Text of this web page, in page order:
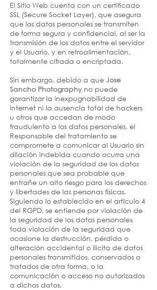
El Sitio Web cuenta con un certificado
SSL (Secure Socket Layer), que asegura
que los datos personales se transmiten
de forma segura y confidencial, al ser la
transmisión de los datos entre el servidor
y el Usuario, y en retroalimentación,
totalmente cifrada o encriptada.
Sin embargo, debido a que Jose
Sancho Photography no puede
garantizar la inexpugnabilidad de
internet ni la ausencia total de hackers
u otros que accedan de modo
fraudulento a los datos personales, el
Responsable del tratamiento se
compromete a comunicar al Usuario sin
dilación indebida cuando ocurra una
violación de la seguridad de los datos
personales que sea probable que
entrañe un alto riesgo para los derechos
y libertades de las personas físicas.
Siguiendo lo establecido en el artículo 4
del RGPD, se entiende por violación de
la seguridad de los datos personales
toda violación de la seguridad que
ocasione la destrucción, pérdida o
alteración accidental o ilícita de datos
personales transmitidos, conservados o
tratados de otra forma, o la
comunicación o acceso no autorizados
a dichos datos.